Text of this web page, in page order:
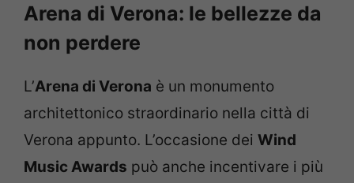
Arena di Verona: le bellezze da
non perdere
L’Arena di Verona è un monumento
architettonico straordinario nella città di
Verona appunto. L’occasione dei Wind
Music Awards può anche incentivare i più